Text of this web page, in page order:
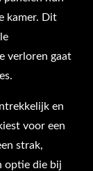
kamer. Dit
verloren gaat
en
voor een
strak,
optie die bij